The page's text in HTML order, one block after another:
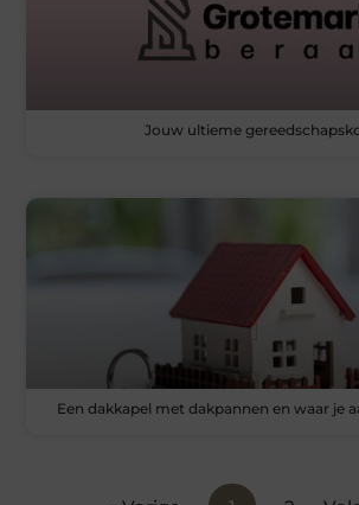
Jouw ultieme
Een dakkapel met dakpannen en waar je